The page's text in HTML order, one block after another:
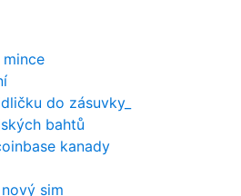
do zásuvky_
bahtů
kanady
sim